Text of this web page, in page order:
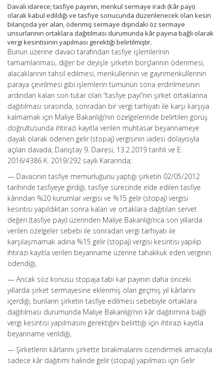
Davalı idarece; tasfiye payının, menkul sermaye iradı (kâr payı)
olarak kabul edildiği ve tasfiye sonucunda düzenlenecek olan kesin
bilançoda yer alan, ödenmiş sermaye dışındaki öz sermaye
unsurlarının ortaklara dağıtılması durumunda kâr payına bağlı olarak
vergi kesintisinin yapılması gerektiği belirtilmiştir.
Bunun üzerine davacı tarafından tasfiye işlemlerinin
tamamlanması, diğer bir deyişle şirketin borçlarının ödenmesi,
alacaklarının tahsil edilmesi, menkullerinin ve gayrimenkullerinin
paraya çevrilmesi gibi işlemlerin tümünün sona erdirilmesinin
ardından kalan son tutar olan “tasfiye payı”nın şirket ortaklarına
dağıtılması sırasında, sonradan bir vergi tarhiyatı ile karşı karşıya
kalmamak için Maliye Bakanlığı’nın özelgelerinde belirtilen görüş
doğrultusunda ihtirazi kayıtla verilen muhtasar beyannameye
dayalı olarak ödenen gelir (stopaj) vergisinin iadesi dolayısıyla
açılan davada; Danıştay 9. Dairesi, 13.2.2019 tarihli ve E.
2016/4386 K. 2019/292 sayılı Kararında;
— Davacının tasfiye memurluğunu yaptığı şirketin 02/05/2012
tarihinde tasfiyeye girdiği, tasfiye sürecinde elde edilen tasfiye
kârından %20 kurumlar vergisi ve %15 gelir (stopaj) vergisi
kesintisi yapıldıktan sonra kalan ve ortaklara dağıtılan servet
değeri (tasfiye payı) üzerinden Maliye Bakanlığı’nca son yıllarda
verilen özelgeler sebebi ile sonradan vergi tarhiyatı ile
karşılaşmamak adına %15 gelir (stopaj) vergisi kesintisi yapılıp
ihtirazi kayıtla verilen beyanname üzerine tahakkuk eden verginin
ödendiği,
— Ancak söz konusu stopaja tabi kar payının daha önceki
yıllarda şirket sermayesine eklenmiş olan geçmiş yıl kârlarını
içerdiği, bunların şirketin tasfiye edilmesi sebebiyle ortaklara
dağıtılması durumunda Maliye Bakanlığı’nın kâr dağıtımına bağlı
vergi kesintisi yapılmasını gerektiğini belirttiği için ihtirazı kayıtla
beyanname verildiği,
— Şirketlerin kârlarını şirkette bırakmalarını özendirmek amacıyla
sadece kâr dağıtımı halinde gelir (stopaj) yapılması için Gelir